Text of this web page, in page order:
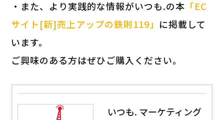
・また、より実践的な情報がいつも.の本 「EC
サイト[新]売上アップの鉄則119」 に掲載して
います。
ご興味のある方はぜひご購入ください。
いつも. マーケティング